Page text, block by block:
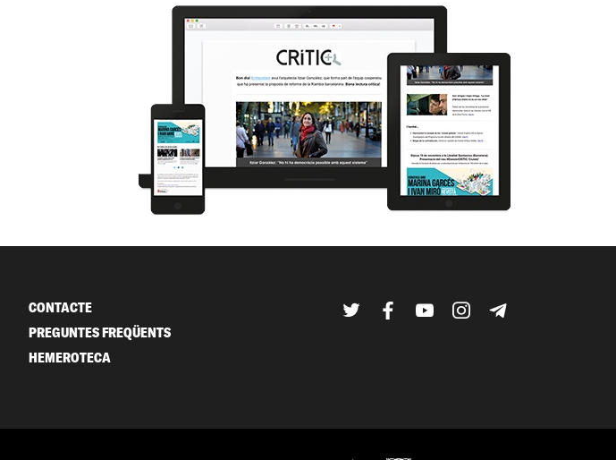
CONTACTE
PREGUNTES FREQÜENTS
HEMEROTECA
TwitterFacebook
YouTubeInstagram